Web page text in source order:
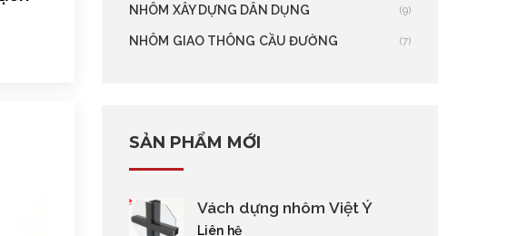
NHÔM XÂY DỰNG DÂN DỤNG (9)
NHÔM GIAO THÔNG CẦU ĐƯỜNG (7)
SẢN PHẨM MỚI
Vách dựng nhôm Việt Ý
Liên hệ